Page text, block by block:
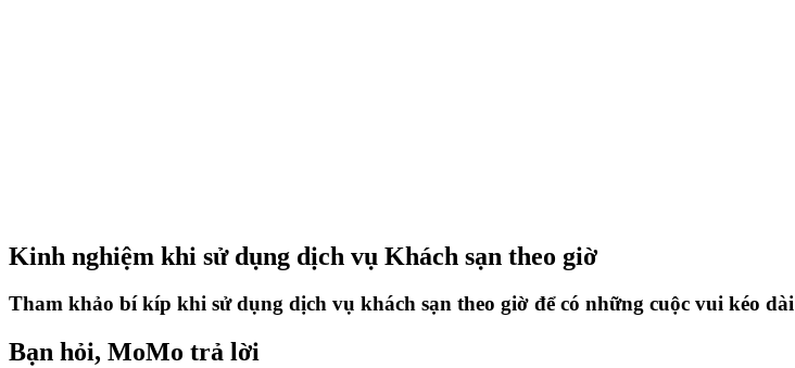
Kinh nghiệm khi sử dụng dịch vụ Khách sạn theo giờ
Tham khảo bí kíp khi sử dụng dịch vụ khách sạn theo giờ để có những cuộc vui kéo dài
Bạn hỏi, MoMo trả lời